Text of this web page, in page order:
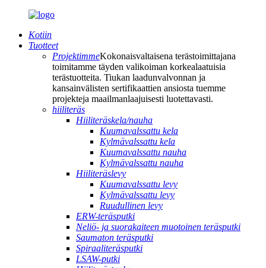
Kotiin
Tuotteet
ProjektimmeKokonaisvaltaisena terästoimittajana
toimitamme täyden valikoiman korkealaatuisia
terästuotteita. Tiukan laadunvalvonnan ja
kansainvälisten sertifikaattien ansiosta tuemme
projekteja maailmanlaajuisesti luotettavasti.
hiiliteräs
Hiiliteräskela/nauha
Kuumavalssattu kela
Kylmävalssattu kela
Kuumavalssattu nauha
Kylmävalssattu nauha
Hiiliteräslevy
Kuumavalssattu levy
Kylmävalssattu levy
Ruudullinen levy
ERW-teräsputki
Neliö- ja suorakaiteen muotoinen teräsputki
Saumaton teräsputki
Spiraaliteräsputki
LSAW-putki